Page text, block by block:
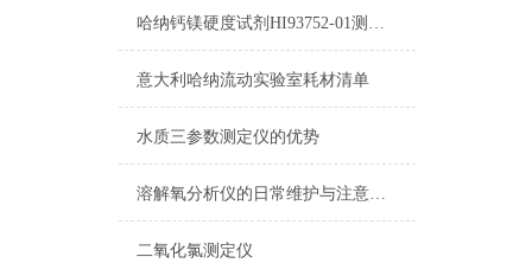
哈纳钙镁硬度试剂HI93752-01测量原理及量程
意大利哈纳流动实验室耗材清单
水质三参数测定仪的优势
溶解氧分析仪的日常维护与注意事项
二氧化氯测定仪